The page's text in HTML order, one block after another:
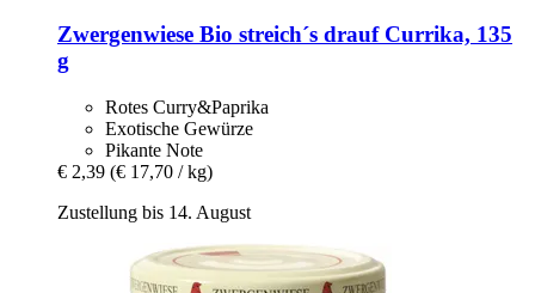
Zwergenwiese Bio streich´s drauf Currika, 135
g
Rotes Curry&Paprika
Exotische Gewürze
Pikante Note
€ 2,39 (€ 17,70 / kg)
Zustellung bis 14. August